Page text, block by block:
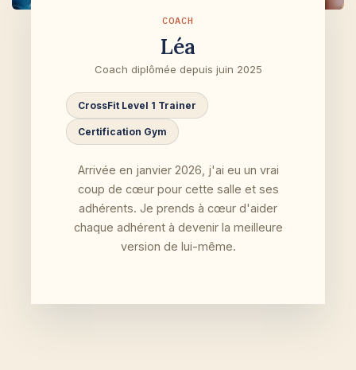
COACH
Léa
Coach diplômée depuis juin 2025
CrossFit Level 1 Trainer
Certification Gym
Arrivée en janvier 2026, j'ai eu un vrai
coup de cœur pour cette salle et ses
adhérents. Je prends à cœur d'aider
chaque adhérent à devenir la meilleure
version de lui-même.